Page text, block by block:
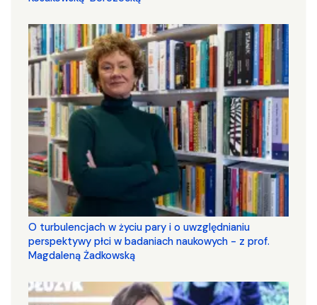
O turbulencjach w życiu pary i o uwzględnianiu
perspektywy płci w badaniach naukowych - z prof.
Magdaleną Żadkowską